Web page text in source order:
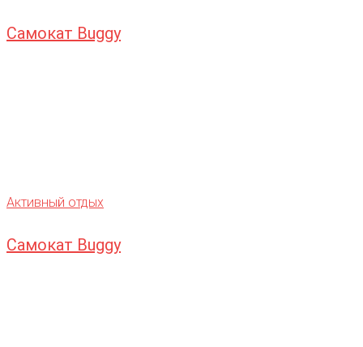
Самокат Buggy
Активный отдых
Самокат Buggy